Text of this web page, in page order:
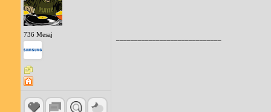
736 Mesaj